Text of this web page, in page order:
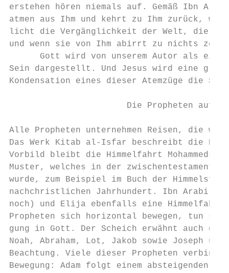
erstehen hören niemals auf. Gemäß Ibn
atmen aus Ihm und kehrt zu Ihm zurück,
licht die Vergänglichkeit der Welt, die ohne
und wenn sie von Ihm abirrt zu nichts
Gott wird von unserem Autor als ein
Sein dargestellt. Und Jesus wird eine
Kondensation eines dieser Atemzüge die
Die Propheten auf
Alle Propheten unternehmen Reisen, die
Das Werk Kitab al-Isfar beschreibt die
Vorbild bleibt die Himmelfahrt Mohammeds,
Muster, welches in der
wurde, zum Beispiel im Buch der
nachchristlichen Jahrhundert. Ibn Arabi
noch) und Elija ebenfalls eine Himmelfahrt
Propheten sich horizontal bewegen, tun
gung in Gott. Der Scheich erwähnt auch die
Noah, Abraham, Lot, Jakob sowie Joseph und
Beachtung. Viele dieser Propheten
Bewegung: Adam folgt einem absteigenden